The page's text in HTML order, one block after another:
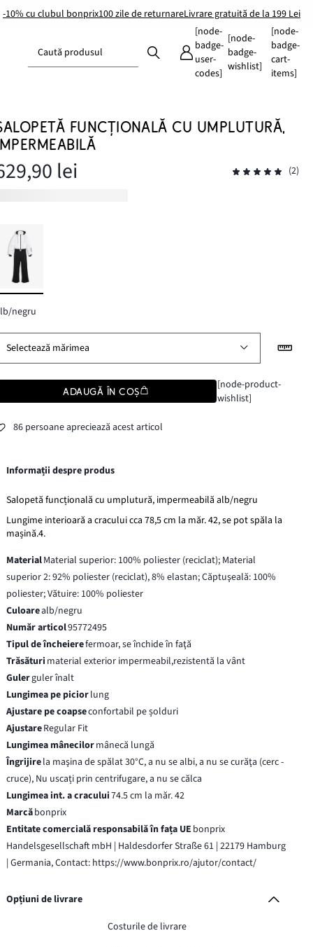
-10% cu clubul bonprix100 zile de returnareLivrare gratuită de la 199 Lei
Caută produsul
[node-
badge-
user-
codes]
[node-
badge-
wishlist]
[node-
badge-
cart-
items]
FUNCȚIONALĂ CU UMPLUTURĂ,
lei (2)
negru
Selectează mărimea
ADAUGĂ ÎN COȘ
[node-product-
wishlist]
86 persoane apreciează acest articol
Informații despre produs
Salopetă funcțională cu umplutură, impermeabilă alb/negru
Lungime interioară a cracului cca 78,5 cm la măr. 42, se pot spăla la
mașină.4.
MaterialMaterial superior: 100% poliester (reciclat); Material
superior 2: 92% poliester (reciclat), 8% elastan; Căptuşeală: 100%
poliester; Vătuire: 100% poliester
Culoarealb/negru
Număr articol95772495
Tipul de încheierefermoar, se închide în faţă
Trăsături material exterior impermeabil,rezistentă la vânt
Gulerguler înalt
Lungimea pe piciorlung
Ajustare pe coapseconfortabil pe șolduri
AjustareRegular Fit
Lungimea mânecilormânecă lungă
Îngrijirela maşina de spălat 30°C, a nu se albi, a nu se curăţa (cerc -
cruce), Nu uscați prin centrifugare, a nu se călca
Lungimea int. a cracului74.5 cm la măr. 42
Marcăbonprix
Entitate comercială responsabilă în fața UE bonprix
Handelsgesellschaft mbH | Haldesdorfer Straße 61 | 22179 Hamburg
| Germania, Contact: https://www.bonprix.ro/ajutor/contact/
Opțiuni de livrare
Costurile de livrare